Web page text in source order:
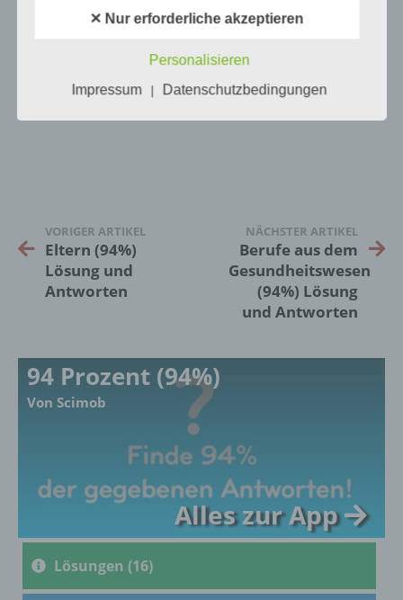
KOMMENTARE
VORIGER ARTIKEL
Eltern (94%)
Lösung und
Antworten
NÄCHSTER ARTIKEL
Berufe aus dem
Gesundheitswesen
(94%) Lösung
und Antworten
94 Prozent (94%)
Von Scimob
Alles zur App
Lösungen (16)
Als identifizierbar wird eine natürliche
insbesondere mittels Zuordnung zu einer
Kennnummer, zu Standortdaten, zu einer
b) betroffene Person
personenbezogene Daten von dem für die
Verarbeitung Verantwortlichen verarbeitet
werden.
c) Verarbeitung
Verarbeitung ist jeder mit oder ohne Hilfe
automatisierter Verfahren ausgeführte
Vorgang oder jede solche Vorgangsreihe im
Daten wie das Erheben, das Erfassen, die
Organisation, das Ordnen, die Speicherung,
✕ Nur erforderliche akzeptieren
Personalisieren
Impressum
Datenschutzbedingungen